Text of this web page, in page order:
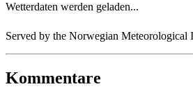
Wetterdaten werden geladen...
Served by the Norwegian Meteorological
Kommentare